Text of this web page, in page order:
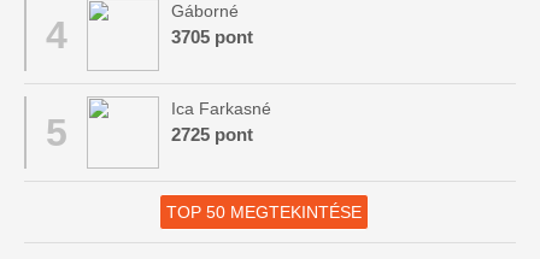
4
Gáborné
3705 pont
5
Ica Farkasné
2725 pont
TOP 50 MEGTEKINTÉSE